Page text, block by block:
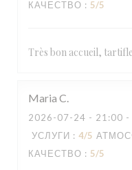
КАЧЕСТВО : 5/5
Très bon accueil,
Maria C
2026-07-24 - 21:00
УСЛУГИ : 4/5
КАЧЕСТВО : 5/5